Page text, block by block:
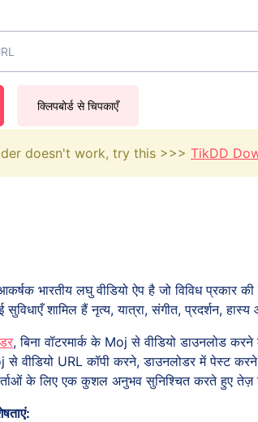
क्लिपबोर्ड से चिपकाएँ
doesn't work, try this >>> TikDD
भारतीय लघु वीडियो ऐप है जो विविध प्रकार
शामिल हैं नृत्य, यात्रा, संगीत, प्रदर्शन, हास्य
, बिना वॉटरमार्क के Moj से वीडियो डाउनलोड
से वीडियो URL कॉपी करने, डाउनलोडर में पेस्ट
के लिए एक कुशल अनुभव सुनिश्चित करते हुए तेज़